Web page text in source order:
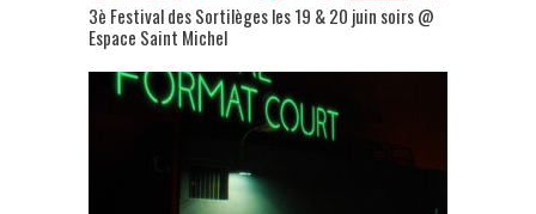
3è Festival des Sortilèges les 19 & 20 juin soirs @
Espace Saint Michel